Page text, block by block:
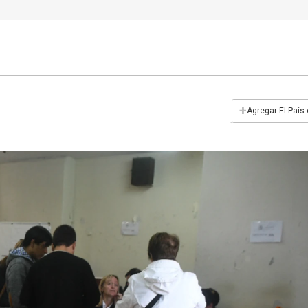
+Agregar El País